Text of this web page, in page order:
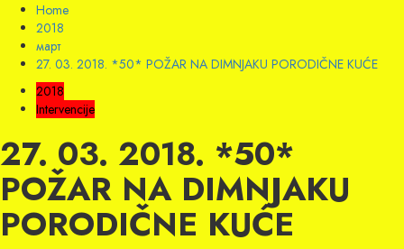
Home
2018
март
27. 03. 2018. *50* POŽAR NA DIMNJAKU PORODIČNE KUĆE
2018
Intervencije
27. 03. 2018. *50*
POŽAR NA DIMNJAKU
PORODIČNE KUĆE